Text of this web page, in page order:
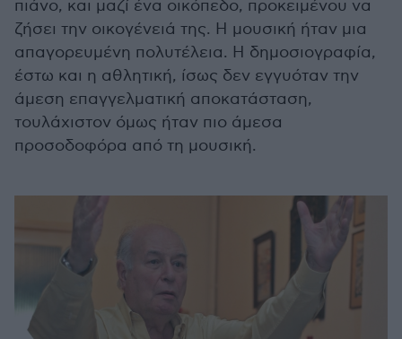
πιάνο, και μαζί ένα οικόπεδο, προκειμένου να
ζήσει την οικογένειά της. Η μουσική ήταν μια
απαγορευμένη πολυτέλεια. Η δημοσιογραφία,
έστω και η αθλητική, ίσως δεν εγγυόταν την
άμεση επαγγελματική αποκατάσταση,
τουλάχιστον όμως ήταν πιο άμεσα
προσοδοφόρα από τη μουσική.